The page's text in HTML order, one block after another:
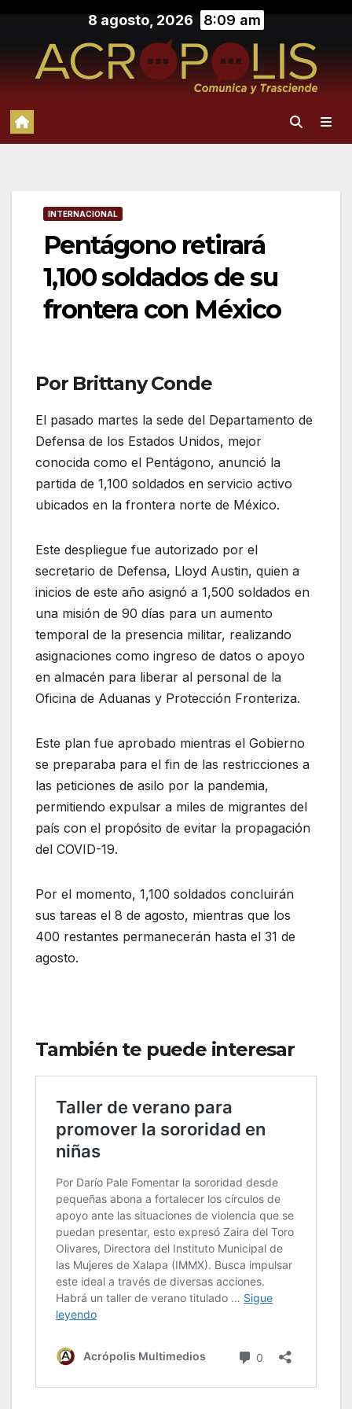
contenido
8 agosto, 2026 8:09 am
INTERNACIONAL
Pentágono retirará
1,100 soldados de su
frontera con México
Por Brittany Conde
El pasado martes la sede del Departamento de
Defensa de los Estados Unidos, mejor
conocida como el Pentágono, anunció la
partida de 1,100 soldados en servicio activo
ubicados en la frontera norte de México.
Este despliegue fue autorizado por el
secretario de Defensa, Lloyd Austin, quien a
inicios de este año asignó a 1,500 soldados en
una misión de 90 días para un aumento
temporal de la presencia militar, realizando
asignaciones como ingreso de datos o apoyo
en almacén para liberar al personal de la
Oficina de Aduanas y Protección Fronteriza.
Este plan fue aprobado mientras el Gobierno
se preparaba para el fin de las restricciones a
las peticiones de asilo por la pandemia,
permitiendo expulsar a miles de migrantes del
país con el propósito de evitar la propagación
del COVID-19.
Por el momento, 1,100 soldados concluirán
sus tareas el 8 de agosto, mientras que los
400 restantes permanecerán hasta el 31 de
agosto.
También te puede interesar